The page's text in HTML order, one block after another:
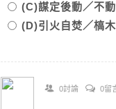
(C)謀定後動／不
(D)引火自焚／槁
0討論 0留